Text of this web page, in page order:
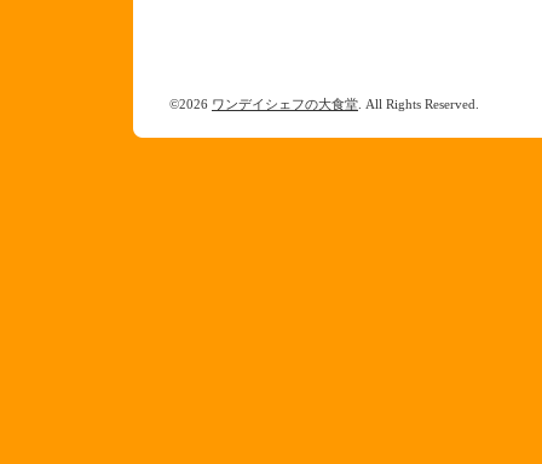
©2026 ワンデイシェフの大食堂 . All Rights Reserved.